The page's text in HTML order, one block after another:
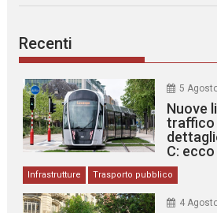
Recenti
5
Nuove
traffico
C:
Infrastrutture Trasporto pubblico
4